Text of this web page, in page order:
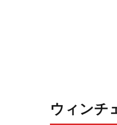
ウィンチ